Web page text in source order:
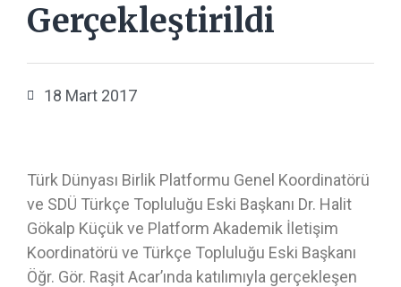
Gerçekleştirildi
18 Mart 2017
Türk Dünyası Birlik Platformu Genel Koordinatörü
ve SDÜ Türkçe Topluluğu Eski Başkanı Dr. Halit
Gökalp Küçük ve Platform Akademik İletişim
Koordinatörü ve Türkçe Topluluğu Eski Başkanı
Öğr. Gör. Raşit Acar’ında katılımıyla gerçekleşen